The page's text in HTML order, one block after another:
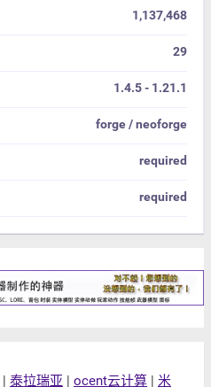
1,137,468
29
1.4.5 - 1.21.1
forge / neoforge
required
required
| 泰拉瑞亚 | ocent云计算 | 米